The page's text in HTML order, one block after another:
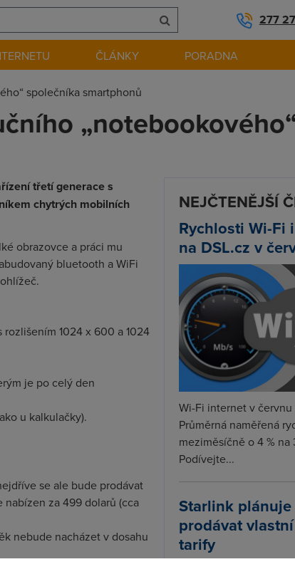
277
ČLÁNKY PORADNA
společníka smartphonů
třetí generace s
chytrých mobilních
obrazovce a práci mu
bluetooth a WiFi
1024 x 600 a 1024
je po celý den
u kalkulačky).
se ale bude prodávat
za 499 dolarů (cca
nebude nacházet v dosahu
produkty společnosti
NEJČTENĚJŠÍ
Rychlosti Wi-Fi
na DSL.cz v
Wi-Fi internet v
Průměrná naměřená
meziměsíčně o 4 % na
Podívejte...
Starlink
prodávat
tarify